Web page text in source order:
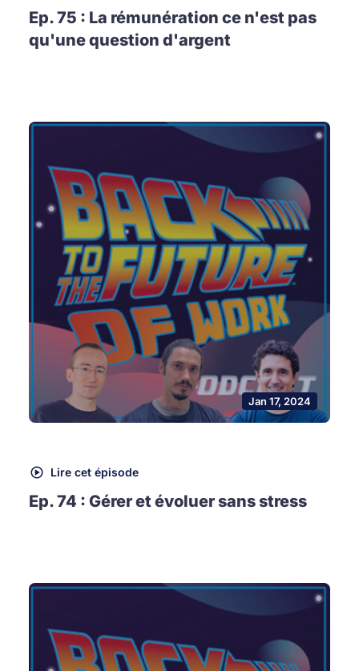
Ep. 75 : La rémunération ce n'est pas
qu'une question d'argent
Jan 17, 2024
Lire cet épisode
Ep. 74 : Gérer et évoluer sans stress